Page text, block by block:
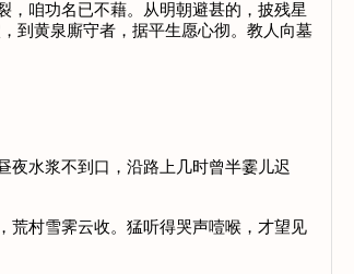
咱功名已不藉。从明朝避甚的，披残星
到黄泉廝守者，据平生愿心彻。教人向墓
水浆不到口，沿路上几时曾半霎儿迟
村雪霁云收。猛听得哭声噎喉，才望见